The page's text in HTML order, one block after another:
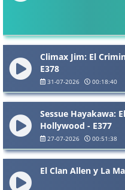
Climax Jim: El
E378
31-07-2026 00:18:40
Sessue Hayakawa:
Hollywood - E377
27-07-2026 00:51:38
El Clan Allen y La